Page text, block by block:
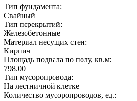
Тип фундамента:
Свайный
Тип перекрытий:
Железобетонные
Материал несущих стен:
Кирпич
Площадь подвала по полу, кв.м:
798.00
Тип мусоропровода:
На лестничной клетке
Количество мусоропроводов, ед.: